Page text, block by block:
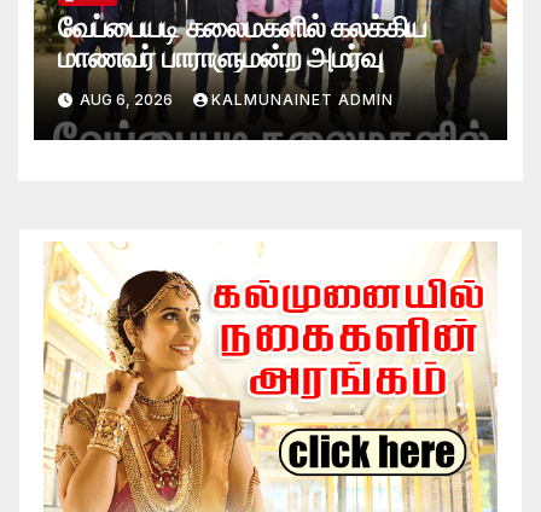
வேப்பையடி கலைமகளில் கலக்கிய
மாணவர் பாராளுமன்ற அமர்வு
AUG 6, 2026 KALMUNAINET ADMIN